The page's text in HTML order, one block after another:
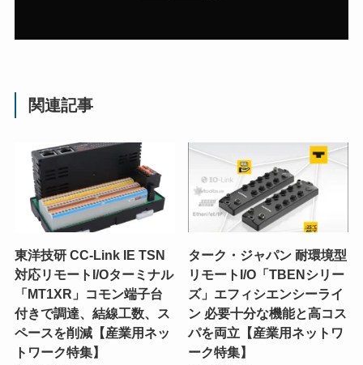
関連記事
東洋技研 CC-Link IE TSN
対応リモートI/Oターミナル
「MT1XR」コモン端子台
付きで調達、結線工数、ス
ペースを削減【産業用ネッ
トワーク特集】
ターク・ジャパン 耐環境型
リモートI/O「TBENシリー
ズ」エフィシエンシーライ
ン 必要十分な機能と高コス
パを両立【産業用ネットワ
ーク特集】